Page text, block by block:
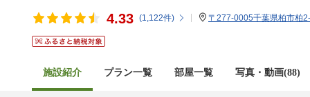
4.33 (1,122件) 〒277-0005千葉県柏市柏
施設紹介 プラン一覧 部屋一覧 写真・動画(88)